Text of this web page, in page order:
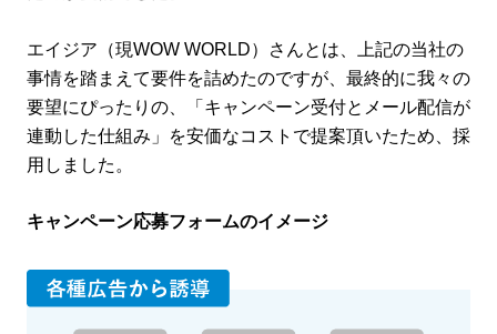
エイジア（現WOW WORLD）さんとは、上記の当社の
事情を踏まえて要件を詰めたのですが、最終的に我々の
要望にぴったりの、「キャンペーン受付とメール配信が
連動した仕組み」を安価なコストで提案頂いたため、採
用しました。
キャンペーン応募フォームのイメージ